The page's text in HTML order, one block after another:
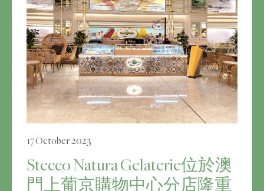
17 October 2023
Stecco Natura Gelaterie位於澳
門上葡京購物中心分店隆重